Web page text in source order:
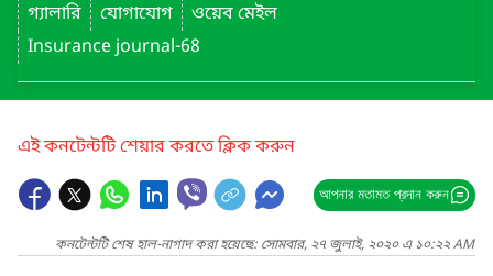
গ্যালারি
যোগাযোগ
ওয়েব মেইল
Insurance journal-68
এই কনটেন্টটি শেয়ার করতে ক্লিক করুন
আপনার মতামত প্রদান করুন
কনটেন্টটি শেষ হাল-নাগাদ করা হয়েছে: সোমবার, ২৭ জুলাই, ২০২০ এ ১০:২২ AM